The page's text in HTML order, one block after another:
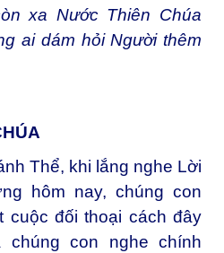
xa Nước Thiên Chúa
ai dám hỏi Người thêm
Thể, khi lắng nghe Lời
hôm nay, chúng con
cuộc đối thoại cách đây
chúng con nghe chính